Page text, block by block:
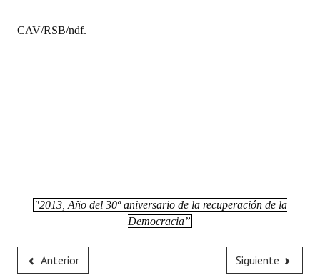
CAV/RSB/ndf.
"2013, Año del 30º aniversario de la recuperación de la
Democracia”
Anterior Siguiente